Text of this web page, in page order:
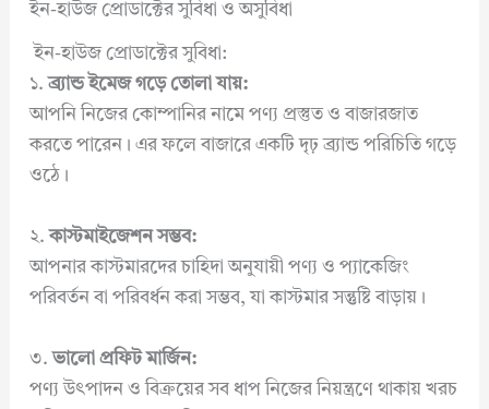
ইন-হাউজ প্রোডাক্টের সুবিধা ও অসুবিধা
ইন-হাউজ প্রোডাক্টের সুবিধা:
১.ব্র্যান্ড ইমেজ গড়ে তোলা যায়:
আপনি নিজের কোম্পানির নামে পণ্য প্রস্তুত ও বাজারজাত
করতে পারেন। এর ফলে বাজারে একটি দৃঢ় ব্র্যান্ড পরিচিতি গড়ে
ওঠে।
২.কাস্টমাইজেশন সম্ভব:
আপনার কাস্টমারদের চাহিদা অনুযায়ী পণ্য ও প্যাকেজিং
পরিবর্তন বা পরিবর্ধন করা সম্ভব, যা কাস্টমার সন্তুষ্টি বাড়ায়।
৩.ভালো প্রফিট মার্জিন:
পণ্য উৎপাদন ও বিক্রয়ের সব ধাপ নিজের নিয়ন্ত্রণে থাকায় খরচ